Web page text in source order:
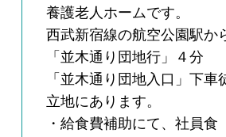
養護老人ホームです。
西武新宿線の航空公園駅か
「並木通り団地行」４分
「並木通り団地入口」下車
立地にあります。
・給食費補助にて、社員食